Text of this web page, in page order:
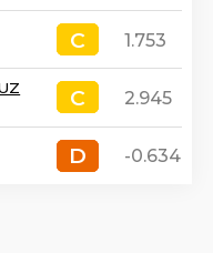
C
C 1.753
C
C 2.945
D
D -0.634